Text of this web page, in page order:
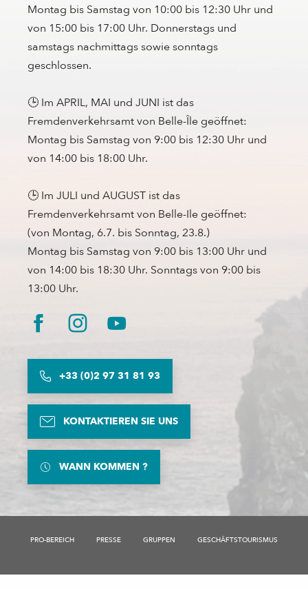
Service
Montag bis Samstag von 10:00 bis 12:30 Uhr und
von 15:00 bis 17:00 Uhr. Donnerstags und
samstags nachmittags sowie sonntags
geschlossen.
🕒 Im APRIL, MAI und JUNI ist das
Fremdenverkehrsamt von Belle-Île geöffnet:
Montag bis Samstag von 9:00 bis 12:30 Uhr und
von 14:00 bis 18:00 Uhr.
🕒 Im JULI und AUGUST ist das
Fremdenverkehrsamt von Belle-Ile geöffnet:
(von Montag, 6.7. bis Sonntag, 23.8.)
Montag bis Samstag von 9:00 bis 13:00 Uhr und
von 14:00 bis 18:30 Uhr. Sonntags von 9:00 bis
13:00 Uhr.
+33 (0)2 97 31 81 93
KONTAKTIEREN SIE UNS
WANN KOMMEN ?
PRO-BEREICH PRESSE GRUPPEN GESCHÄFTSTOURISMUS